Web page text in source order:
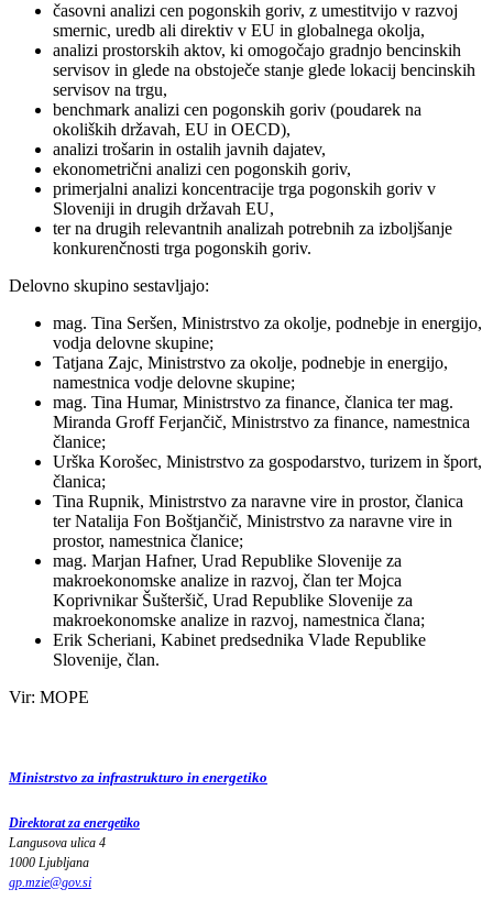
časovni analizi cen pogonskih goriv, z umestitvijo v razvoj
smernic, uredb ali direktiv v EU in globalnega okolja,
analizi prostorskih aktov, ki omogočajo gradnjo bencinskih
servisov in glede na obstoječe stanje glede lokacij bencinskih
servisov na trgu,
benchmark analizi cen pogonskih goriv (poudarek na
okoliških državah, EU in OECD),
analizi trošarin in ostalih javnih dajatev,
ekonometrični analizi cen pogonskih goriv,
primerjalni analizi koncentracije trga pogonskih goriv v
Sloveniji in drugih državah EU,
ter na drugih relevantnih analizah potrebnih za izboljšanje
konkurenčnosti trga pogonskih goriv.
Delovno skupino sestavljajo:
mag. Tina Seršen, Ministrstvo za okolje, podnebje in energijo,
vodja delovne skupine;
Tatjana Zajc, Ministrstvo za okolje, podnebje in energijo,
namestnica vodje delovne skupine;
mag. Tina Humar, Ministrstvo za finance, članica ter mag.
Miranda Groff Ferjančič, Ministrstvo za finance, namestnica
članice;
Urška Korošec, Ministrstvo za gospodarstvo, turizem in šport,
članica;
Tina Rupnik, Ministrstvo za naravne vire in prostor, članica
ter Natalija Fon Boštjančič, Ministrstvo za naravne vire in
prostor, namestnica članice;
mag. Marjan Hafner, Urad Republike Slovenije za
makroekonomske analize in razvoj, član ter Mojca
Koprivnikar Šušteršič, Urad Republike Slovenije za
makroekonomske analize in razvoj, namestnica člana;
Erik Scheriani, Kabinet predsednika Vlade Republike
Slovenije, član.
Vir: MOPE
Ministrstvo za infrastrukturo in energetiko
Direktorat za energetiko
Langusova ulica 4
1000 Ljubljana
gp.mzie@gov.si